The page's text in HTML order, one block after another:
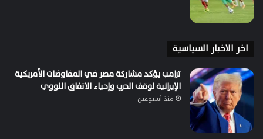
اخر الاخبار السياسية
ترامب يؤكد مشاركة مصر في المفاوضات الأمريكية
الإيرانية لوقف الحرب وإحياء الاتفاق النووي
منذ أسبوعين